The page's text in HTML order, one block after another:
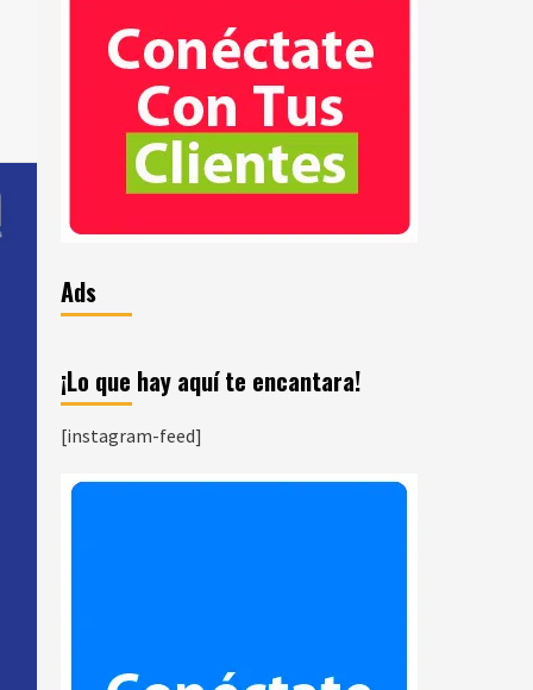
Ads
¡Lo que hay aquí te encantara!
[instagram-feed]